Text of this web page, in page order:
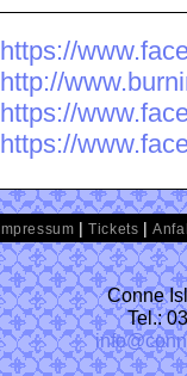
https://
http://
https://
https://
Impressum | Tickets |
Conne
Tel.: